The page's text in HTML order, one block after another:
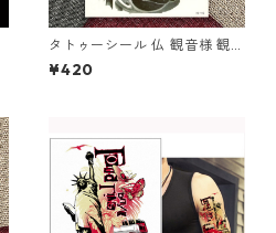
タトゥーシール 仏 観音様 観音
像 観音菩薩 仏像 ブッダ 仏様
ほとけ 仏教 慈悲 リアル 入れ
¥420